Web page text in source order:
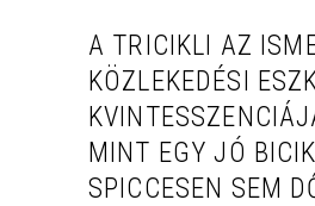
A TRICIKLI AZ
KÖZLEKEDÉSI
MINT EGY JÓ
SPICCESEN SEM